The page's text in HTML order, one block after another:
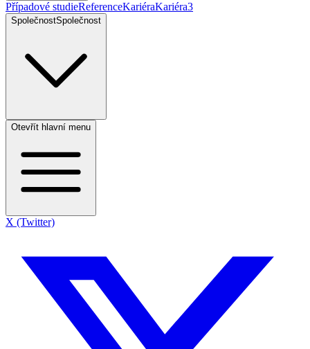
Případové studieReferenceKariéraKariéra3
SpolečnostSpolečnost
Otevřít hlavní menu
X (Twitter)